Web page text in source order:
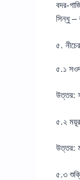
বদর-
সিন্ধু –
৫.
৫.১
উত্তর:
৫.২
উত্তর:
৫.৩